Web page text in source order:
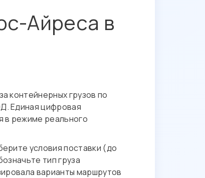
Айреса в
контейнерных грузов по
Единая цифровая
в режиме реального
условия поставки (до
тип груза
варианты маршрутов